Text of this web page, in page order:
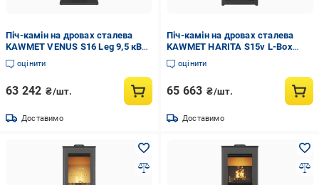
Піч-камін на дровах сталева
KAWMET VENUS S16 Leg 9,5 кВт
(WS16-Leg)
оцінити
63 242 ₴/шт.
Доставимо
Піч-камін на дровах сталева
KAWMET HARITA S15v L-Box
Decor 5,7 кВт (WS15v-LBox-
Decor)
оцінити
65 663 ₴/шт.
Доставимо